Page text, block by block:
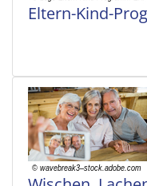
Eltern-Kind-